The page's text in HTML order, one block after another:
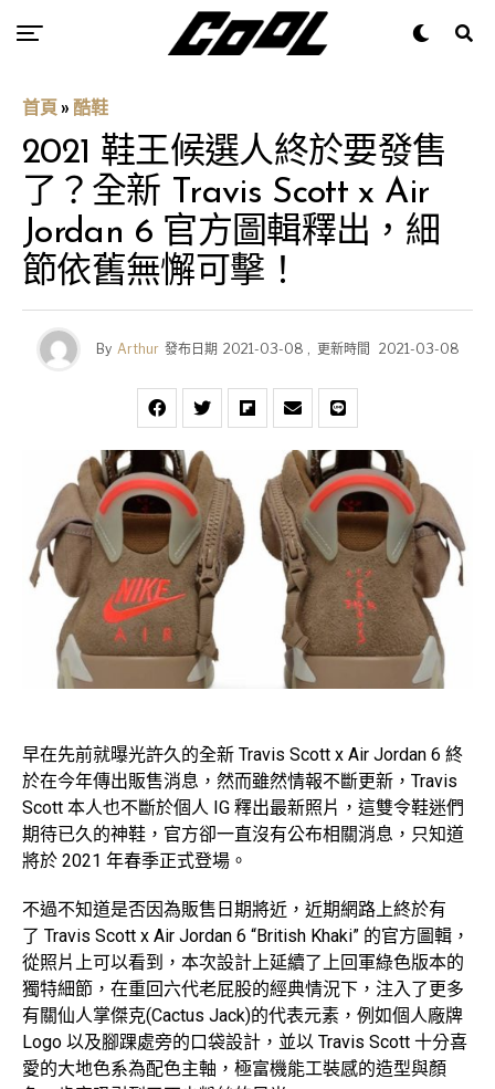
首頁 » 酷鞋
2021 鞋王候選人終於要發售
了？全新 Travis Scott x Air
Jordan 6 官方圖輯釋出，細
節依舊無懈可擊！
By Arthur 發布日期 2021-03-08 , 更新時間 2021-03-08
早在先前就曝光許久的全新 Travis Scott x Air Jordan 6 終
於在今年傳出販售消息，然而雖然情報不斷更新，Travis
Scott 本人也不斷於個人 IG 釋出最新照片，這雙令鞋迷們
期待已久的神鞋，官方卻一直沒有公布相關消息，只知道
將於 2021 年春季正式登場。
不過不知道是否因為販售日期將近，近期網路上終於有
了 Travis Scott x Air Jordan 6 “British Khaki” 的官方圖輯，
從照片上可以看到，本次設計上延續了上回軍綠色版本的
獨特細節，在重回六代老屁股的經典情況下，注入了更多
有關仙人掌傑克(Cactus Jack)的代表元素，例如個人廠牌
Logo 以及腳踝處旁的口袋設計，並以 Travis Scott 十分喜
愛的大地色系為配色主軸，極富機能工裝感的造型與顏